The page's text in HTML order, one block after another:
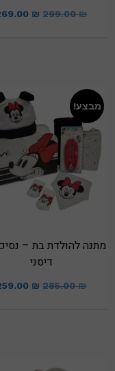
299.00₪
₪
מבצע!
מתנה להולדת בת –
דיסני
285.00₪
₪